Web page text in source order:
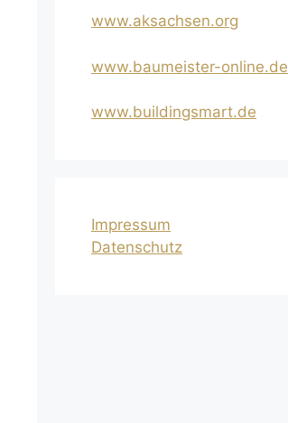
www.aksachsen.org
www.baumeister-online.de
www.buildingsmart.de
Impressum
Datenschutz